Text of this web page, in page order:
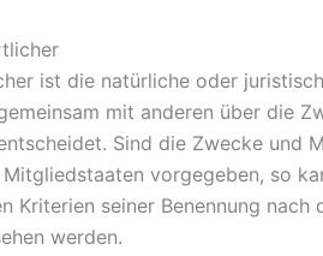
ist die natürliche oder
mit anderen über die
Sind die Zwecke und
vorgegeben, so
Kriterien seiner Benennung nach
werden.